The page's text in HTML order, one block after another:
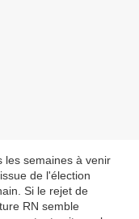
les semaines à venir
de l'élection
Si le rejet de
RN semble